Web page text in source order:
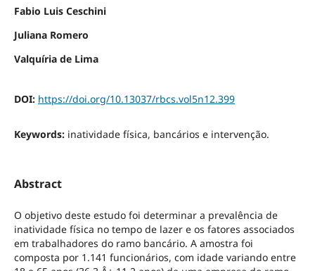
Fabio Luis Ceschini
Juliana Romero
Valquíria de Lima
DOI: https://doi.org/10.13037/rbcs.vol5n12.399
Keywords: inatividade física, bancários e intervenção.
Abstract
O objetivo deste estudo foi determinar a prevalência de
inatividade física no tempo de lazer e os fatores associados
em trabalhadores do ramo bancário. A amostra foi
composta por 1.141 funcionários, com idade variando entre